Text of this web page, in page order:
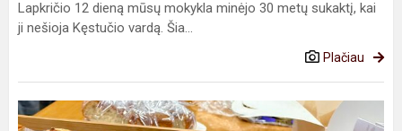
Lapkričio 12 dieną mūsų mokykla minėjo 30 metų sukaktį, kai
ji nešioja Kęstučio vardą. Šia...
Plačiau
Pyragų